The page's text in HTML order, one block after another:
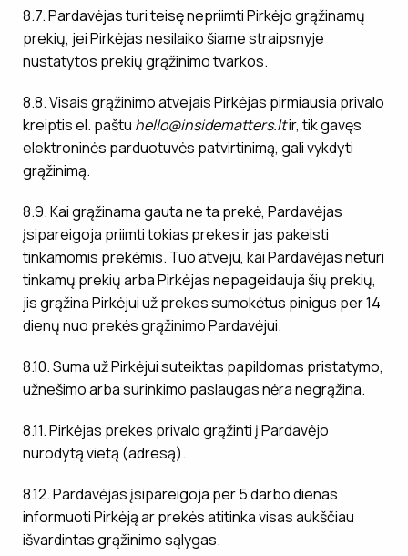
8.7. Pardavėjas turi teisę nepriimti Pirkėjo grąžinamų
prekių, jei Pirkėjas nesilaiko šiame straipsnyje
nustatytos prekių grąžinimo tvarkos.
8.8. Visais grąžinimo atvejais Pirkėjas pirmiausia privalo
kreiptis el. paštu hello@insidematters.ltir, tik gavęs
elektroninės parduotuvės patvirtinimą, gali vykdyti
grąžinimą.
8.9. Kai grąžinama gauta ne ta prekė, Pardavėjas
įsipareigoja priimti tokias prekes ir jas pakeisti
tinkamomis prekėmis. Tuo atveju, kai Pardavėjas neturi
tinkamų prekių arba Pirkėjas nepageidauja šių prekių,
jis grąžina Pirkėjui už prekes sumokėtus pinigus per 14
dienų nuo prekės grąžinimo Pardavėjui.
8.10. Suma už Pirkėjui suteiktas papildomas pristatymo,
užnešimo arba surinkimo paslaugas nėra negrąžina.
8.11. Pirkėjas prekes privalo grąžinti į Pardavėjo
nurodytą vietą (adresą).
8.12. Pardavėjas įsipareigoja per 5 darbo dienas
informuoti Pirkėją ar prekės atitinka visas aukščiau
išvardintas grąžinimo sąlygas.